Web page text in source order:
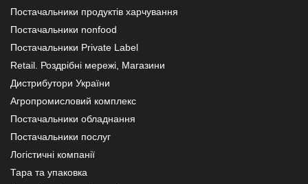
Постачальники продуктів харчування
Постачальники nonfood
Постачальники Private Label
Retail. Роздрібні мережі, Магазини
Дистрибутори України
Агропромисловий комплекс
Постачальники обладнання
Постачальники послуг
Логістичні компанії
Тара та упаковка